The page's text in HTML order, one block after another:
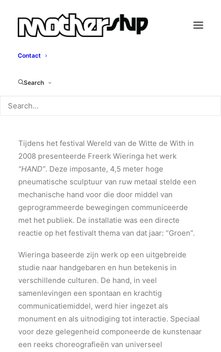
Contact
Search
Hand
Freerk Wieringa, 2008
Tijdens het festival Wereld van de Witte de With in
2008 presenteerde Freerk Wieringa het werk
“HAND”. Deze imposante, 4,5 meter hoge
pneumatische sculptuur van ruw metaal stelde een
mechanische hand voor die door middel van
geprogrammeerde bewegingen communiceerde
met het publiek. De installatie was een directe
reactie op het festivalt thema van dat jaar: “Groen”.
Wieringa baseerde zijn werk op een uitgebreide
studie naar handgebaren en hun betekenis in
verschillende culturen. De hand, in veel
samenlevingen een spontaan en krachtig
communicatiemiddel, werd hier ingezet als
monument en als uitnodiging tot interactie. Speciaal
voor deze gelegenheid componeerde de kunstenaar
een reeks choreografieën van universeel